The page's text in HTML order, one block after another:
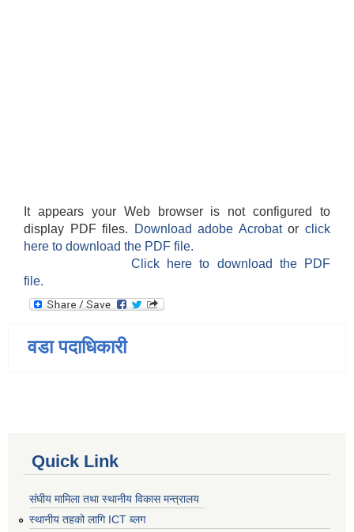
It appears your Web browser is not configured to
display PDF files.
Download adobe Acrobatorclick
here to download the PDF file.
Click here to download the PDF
file.
वडा पदाधिकारी
Quick Link
संघीय मामिला तथा स्थानीय विकास मन्त्रालय
स्थानीय तहको लागि ICT ब्लग